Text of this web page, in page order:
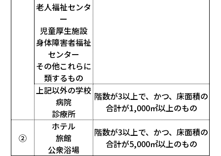
老人福祉センタ
ー
児童厚生施設
身体障害者福祉
センター
その他これらに
類するもの
上記以外の学校
病院
診療所
階数が3以上で、かつ、床面積の
合計が1,000㎡以上のもの
②
ホテル
旅館
公衆浴場
階数が3以上で、かつ、床面積の
合計が5,000㎡以上のもの